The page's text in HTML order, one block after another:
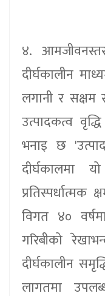
४.
दीर्घकालीन
लगानी र सक्षम
उत्पादकत्व
भनाइ छ
विगत ४०
गरिबीको
दीर्घकालीन
लागतमा